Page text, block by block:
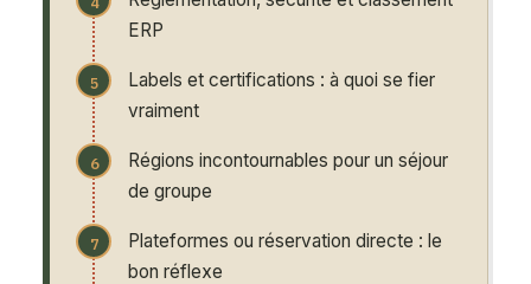
ERP
Labels et certifications : à quoi se fier
vraiment
Régions incontournables pour un séjour
de groupe
Plateformes ou réservation directe : le
bon réflexe